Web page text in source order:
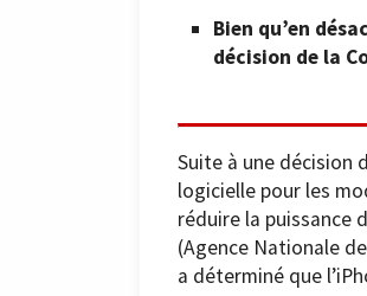
Bien qu’en
décision de la
Suite à une décision
logicielle pour les
réduire la puissance
(Agence Nationale
a déterminé que